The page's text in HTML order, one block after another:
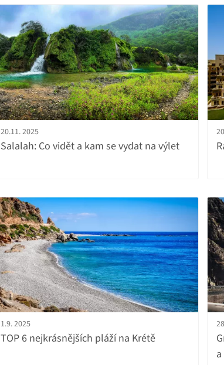
20.11. 2025
Salalah: Co vidět a kam se vydat na výlet
1.9. 2025
TOP 6 nejkrásnějších pláží na Krétě